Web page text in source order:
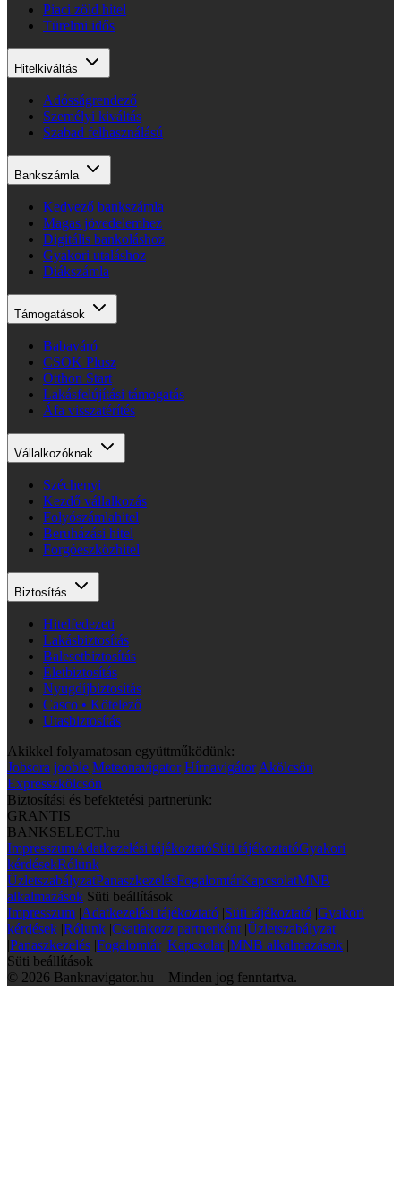
Piaci zöld hitel
Türelmi idős
Hitelkiváltás
Adósságrendező
Személyi kiváltás
Szabad felhasználású
Bankszámla
Kedvező bankszámla
Magas jövedelemhez
Digitális bankoláshoz
Gyakori utaláshoz
Diákszámla
Támogatások
Babaváró
CSOK Plusz
Otthon Start
Lakásfelújítási támogatás
Áfa visszatérítés
Vállalkozóknak
Széchenyi
Kezdő vállalkozás
Folyószámlahitel
Beruházási hitel
Forgóeszközhitel
Biztosítás
Hitelfedezeti
Lakásbiztosítás
Balesetbiztosítás
Életbiztosítás
Nyugdíjbiztosítás
Casco • Kötelező
Utasbiztosítás
Akikkel folyamatosan együttműködünk:
Jobsora jooble Meteonavigator Hírnavigátor Akölcsön
Expresszkölcsön
Biztosítási és befektetési partnerünk:
GRANTIS
BANKSELECT.hu
ImpresszumAdatkezelési tájékoztatóSüti tájékoztatóGyakori
kérdésekRólunk
ÜzletszabályzatPanaszkezelésFogalomtárKapcsolatMNB
alkalmazások Süti beállítások
Impresszum |Adatkezelési tájékoztató |Süti tájékoztató |Gyakori
kérdések |Rólunk |Csatlakozz partnerként |Üzletszabályzat
|Panaszkezelés |Fogalomtár |Kapcsolat |MNB alkalmazások |
Süti beállítások
© 2026 Banknavigator.hu – Minden jog fenntartva.